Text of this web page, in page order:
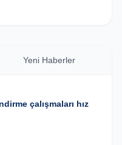
Yeni Haberler
çalışmaları hız